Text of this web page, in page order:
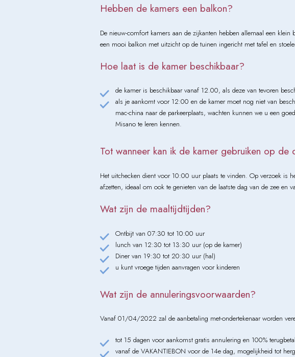
Hebben de kamers een balkon?
De nieuw-comfort kamers aan de zijkanten hebben allemaal een
een mooi balkon met uitzicht op de tuinen ingericht met tafel en
Hoe laat is de kamer beschikbaar?
de kamer is beschikbaar vanaf 12.00, als deze van tevoren
als je aankomt voor 12:00 en de kamer moet nog niet van
mac-china naar de parkeerplaats, wachten kunnen we u een
Misano te leren kennen.
Tot wanneer kan ik de kamer gebruiken op de
Het uitchecken dient voor 10:00 uur plaats te vinden. Op verzoek is
afzetten, ideaal om ook te genieten van de laatste dag van de zee en
Wat zijn de maaltijdtijden?
Ontbijt van 07:30 tot 10:00 uur
lunch van 12:30 tot 13:30 uur (op de kamer)
Diner van 19:30 tot 20:30 uur (hal)
u kunt vroege tijden aanvragen voor kinderen
Wat zijn de annuleringsvoorwaarden?
Vanaf 01/04/2022 zal de aanbetaling met-ondertekenaar worden
tot 15 dagen voor aankomst gratis annulering en 100%
vanaf de VAKANTIEBON voor de 14e dag, mogelijkheid tot